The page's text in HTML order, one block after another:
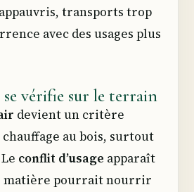
transports trop
avec des usages plus
vérifie sur le terrain
devient un critère
au bois, surtout
conflit d’usage apparaît
matière pourrait nourrir